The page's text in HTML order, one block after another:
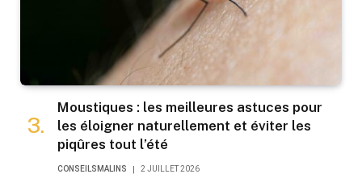
Moustiques : les meilleures astuces pour
les éloigner naturellement et éviter les
piqûres tout l’été
CONSEILSMALINS 2 JUILLET 2026